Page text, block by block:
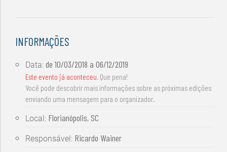
INFORMAÇÕES
Data:de10/03/2018 a06/12/2019
Este evento já aconteceu. Que pena!
Você pode descobrir mais informações sobre as próximas edições
enviando uma mensagem para o organizador.
Local: Florianópolis, SC
Responsável: Ricardo Wainer